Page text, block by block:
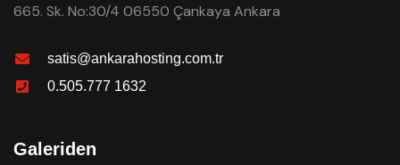
665. Sk. No:30/4 06550 Çankaya Ankara
satis@ankarahosting.com.tr
0.505.777 1632
Galeriden